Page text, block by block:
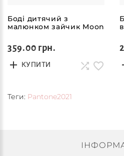
Боді дитячий з
малюнком зайчик Moon
359.00 грн.
КУПИТИ
Теги: Pantone2021